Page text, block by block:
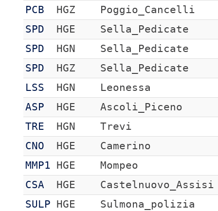
PCB
HGZ
Poggio_Cancelli
SPD
HGE
Sella_Pedicate
SPD
HGN
Sella_Pedicate
SPD
HGZ
Sella_Pedicate
LSS
HGN
Leonessa
ASP
HGE
Ascoli_Piceno
TRE
HGN
Trevi
CNO
HGE
Camerino
MMP1
HGE
Mompeo
CSA
HGE
Castelnuovo_Assisi
SULP
HGE
Sulmona_polizia